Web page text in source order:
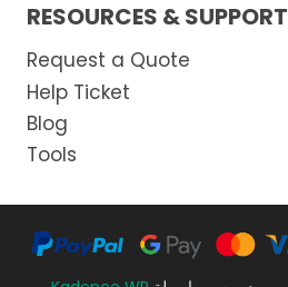
RESOURCES & SUPPORT
Request a Quote
Help Ticket
Blog
Tools